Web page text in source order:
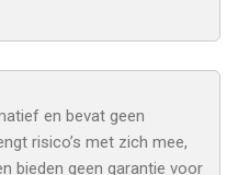
en bevat geen
risico’s met zich mee,
bieden geen garantie voor